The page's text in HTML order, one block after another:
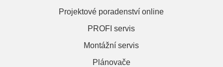
Projektové poradenství online
PROFI servis
Montážní servis
Plánovače